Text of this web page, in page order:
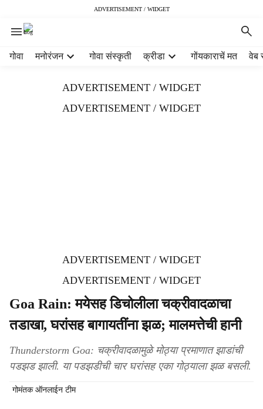
ADVERTISEMENT / WIDGET
गोवा मनोरंजन गोवा संस्कृती क्रीडा गोंयकाराचें मत वेब
ADVERTISEMENT / WIDGET
ADVERTISEMENT / WIDGET
ADVERTISEMENT / WIDGET
ADVERTISEMENT / WIDGET
Goa Rain: मयेसह डिचोलीला चक्रीवादळाचा
तडाखा, घरांसह बागायतींना झळ; मालमत्तेची हानी
Thunderstorm Goa: चक्रीवादळामुळे मोठ्या प्रमाणात झाडांची
पडझड झाली. या पडझडीची चार घरांसह एका गोठ्याला झळ बसली.
गोमंतक ऑनलाईन टीम